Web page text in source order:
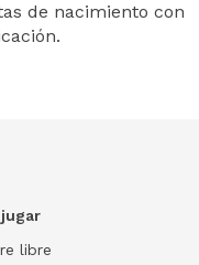
de nacimiento con
libre